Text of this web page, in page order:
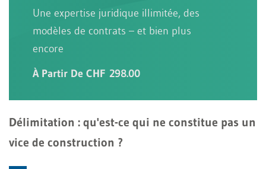
Une expertise juridique illimitée, des
modèles de contrats – et bien plus
encore
À Partir De CHF 298.00
Délimitation : qu'est-ce qui ne constitue pas un
vice de construction ?